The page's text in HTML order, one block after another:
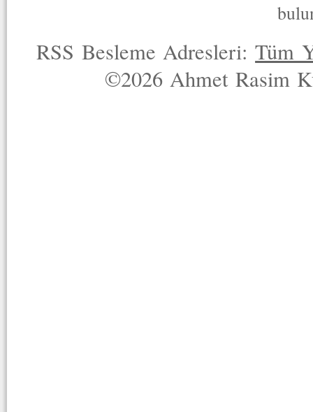
RSS Besleme Adresleri:Tüm
©2026 Ahmet Rasim